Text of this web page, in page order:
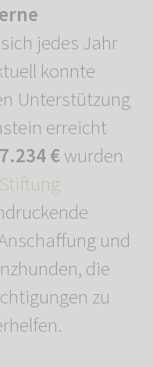
jedes Jahr
konnte
Unterstützung
erreicht
€wurden
und
die
zu